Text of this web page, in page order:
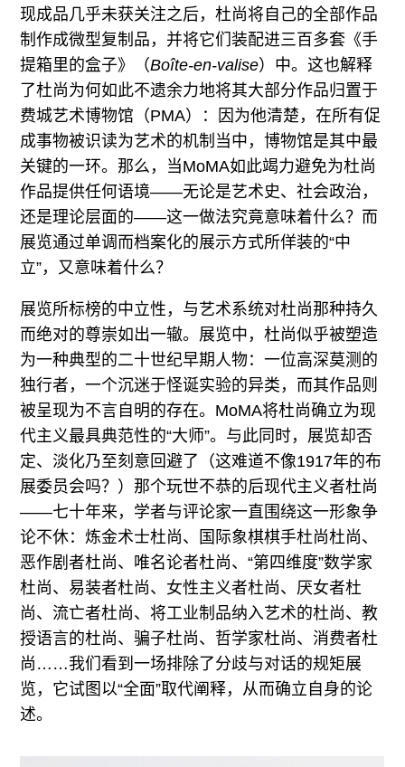
现成品几乎未获关注之后，杜尚将自己的全部作品
制作成微型复制品，并将它们装配进三百多套《手
提箱里的盒子》（Boîte-en-valise）中。这也解释
了杜尚为何如此不遗余力地将其大部分作品归置于
费城艺术博物馆（PMA）：因为他清楚，在所有促
成事物被识读为艺术的机制当中，博物馆是其中最
关键的一环。那么，当MoMA如此竭力避免为杜尚
作品提供任何语境——无论是艺术史、社会政治，
还是理论层面的——这一做法究竟意味着什么？而
展览通过单调而档案化的展示方式所佯装的“中
立”，又意味着什么？
展览所标榜的中立性，与艺术系统对杜尚那种持久
而绝对的尊崇如出一辙。展览中，杜尚似乎被塑造
为一种典型的二十世纪早期人物：一位高深莫测的
独行者，一个沉迷于怪诞实验的异类，而其作品则
被呈现为不言自明的存在。MoMA将杜尚确立为现
代主义最具典范性的“大师”。与此同时，展览却否
定、淡化乃至刻意回避了（这难道不像1917年的布
展委员会吗？）那个玩世不恭的后现代主义者杜尚
——七十年来，学者与评论家一直围绕这一形象争
论不休：炼金术士杜尚、国际象棋棋手杜尚杜尚、
恶作剧者杜尚、唯名论者杜尚、“第四维度”数学家
杜尚、易装者杜尚、女性主义者杜尚、厌女者杜
尚、流亡者杜尚、将工业制品纳入艺术的杜尚、教
授语言的杜尚、骗子杜尚、哲学家杜尚、消费者杜
尚……我们看到一场排除了分歧与对话的规矩展
览，它试图以“全面”取代阐释，从而确立自身的论
述。